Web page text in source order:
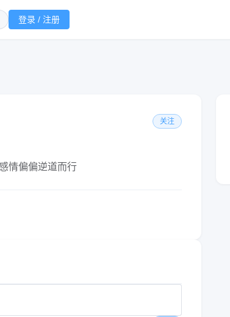
登录 / 注册
关注
情偏偏逆道而行